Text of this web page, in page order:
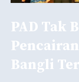
PAD Tak
Bangli